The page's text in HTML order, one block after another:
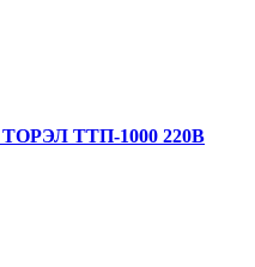
ТОРЭЛ ТТП-1000 220В